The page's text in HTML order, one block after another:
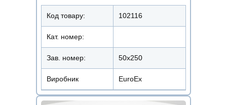
Код товару: 102116
Кат. номер:
Зав. номер: 50х250
Виробник EuroEx